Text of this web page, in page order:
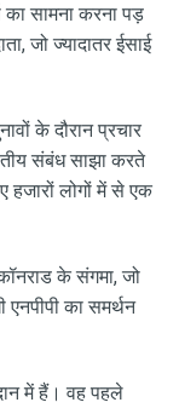
का सामना करना पड़
जो ज्यादातर ईसाई
के दौरान प्रचार
संबंध साझा करते
हजारों लोगों में से एक
के संगमा, जो
का समर्थन
में हैं। वह पहले